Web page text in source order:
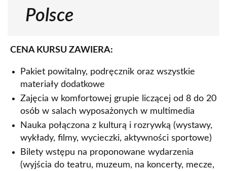
Polsce
CENA KURSU ZAWIERA:
Pakiet powitalny, podręcznik oraz wszystkie
materiały dodatkowe
Zajęcia w komfortowej grupie liczącej od 8 do 20
osób w salach wyposażonych w multimedia
Nauka połączona z kulturą i rozrywką (wystawy,
wykłady, filmy, wycieczki, aktywności sportowe)
Bilety wstępu na proponowane wydarzenia
(wyjścia do teatru, muzeum, na koncerty, mecze,